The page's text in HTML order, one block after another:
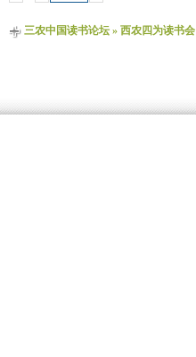
三农中国读书论坛» 西农四为读书会